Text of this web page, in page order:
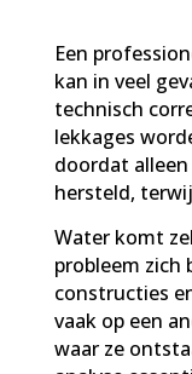
Een
kan in veel
technisch
lekkages
doordat
hersteld,
Water komt
probleem zich
constructies
vaak op een
waar ze